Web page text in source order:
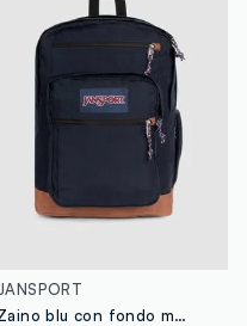
Zaino blu con fondo marrone e tasche esterne